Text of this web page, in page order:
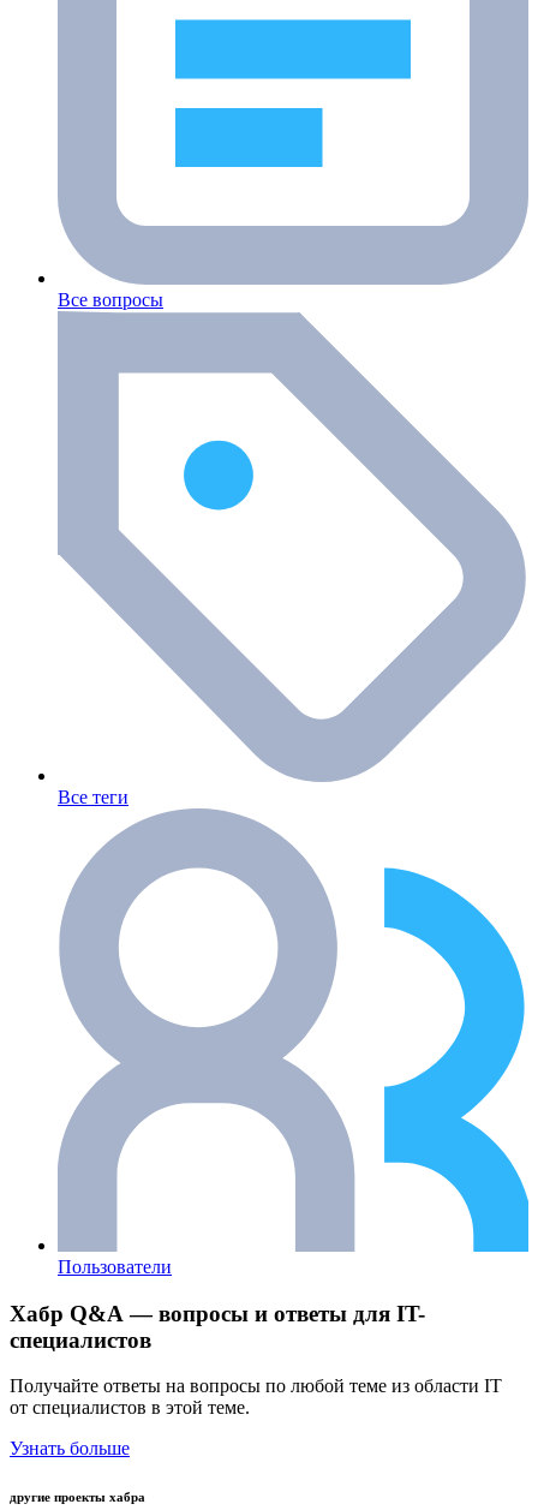
Все вопросы
Все теги
Пользователи
Хабр Q&A — вопросы и ответы для IT-
специалистов
Получайте ответы на вопросы по любой теме из области IT
от специалистов в этой теме.
Узнать больше
другие проекты хабра